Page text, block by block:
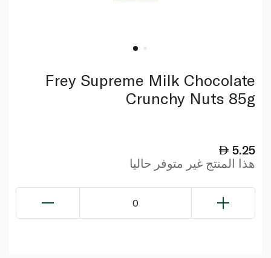
Frey Supreme Milk Chocolate
Crunchy Nuts 85g
5.25
هذا المنتج غير متوفر حاليا
0